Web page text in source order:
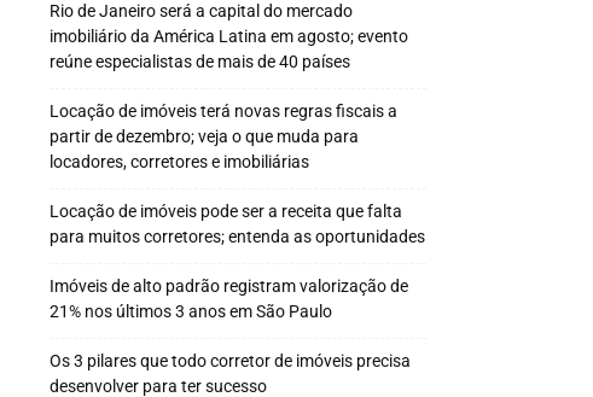
Rio de Janeiro será a capital do mercado
imobiliário da América Latina em agosto; evento
reúne especialistas de mais de 40 países
Locação de imóveis terá novas regras fiscais a
partir de dezembro; veja o que muda para
locadores, corretores e imobiliárias
Locação de imóveis pode ser a receita que falta
para muitos corretores; entenda as oportunidades
Imóveis de alto padrão registram valorização de
21% nos últimos 3 anos em São Paulo
Os 3 pilares que todo corretor de imóveis precisa
desenvolver para ter sucesso